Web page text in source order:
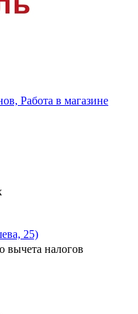
Работа в магазине
25)
вычета налогов